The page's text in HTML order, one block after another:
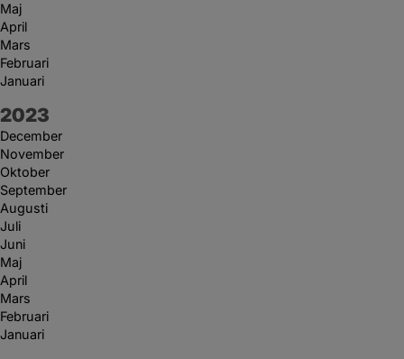
Maj
April
Mars
Februari
Januari
År:
2023
December
November
Oktober
September
Augusti
Juli
Juni
Maj
April
Mars
Februari
Januari